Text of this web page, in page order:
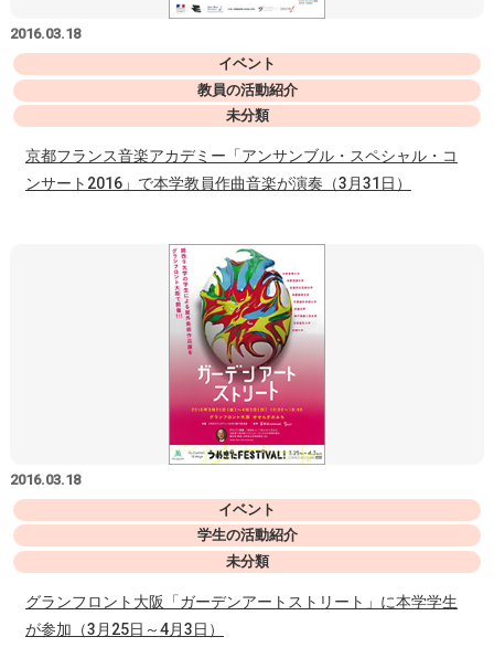
2016.03.18
イベント
教員の活動紹介
未分類
京都フランス音楽アカデミー「アンサンブル・スペシャル・コ
ンサート2016」で本学教員作曲音楽が演奏（3月31日）
2016.03.18
イベント
学生の活動紹介
未分類
グランフロント大阪「ガーデンアートストリート」に本学学生
が参加（3月25日～4月3日）